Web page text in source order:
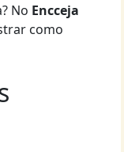
No Encceja
como